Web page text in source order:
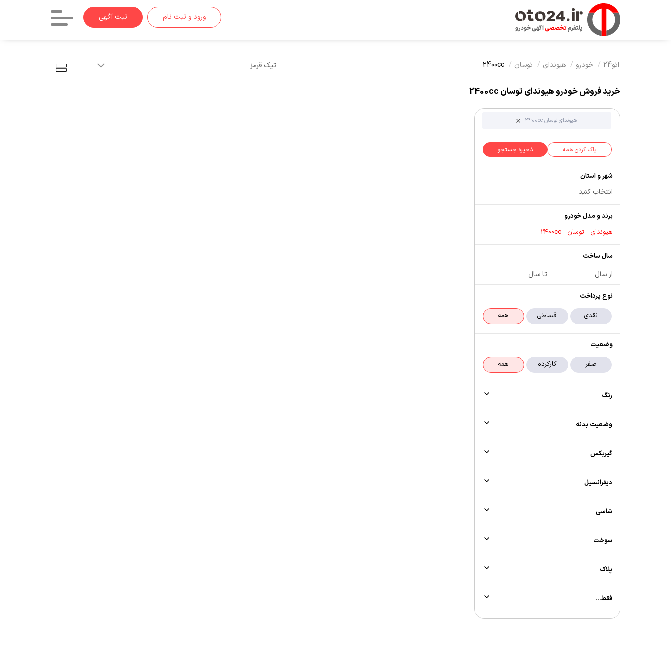
ثبت آگهی ورود و ثبت نام
اتو24 خودرو هیوندای توسان 2400cc
خرید فروش خودرو هیوندای توسان 2400cc
هیوندای توسان 2400cc
پاک کردن همه ذخیره جستجو
شهر و استان
انتخاب کنید
برند و مدل خودرو
هیوندای - توسان - 2400cc
سال ساخت
از سال تا سال
نوع پرداخت
وضعیت
رنگ
وضعیت بدنه
گیربکس
دیفرانسیل
شاسی
سوخت
پلاک
فقط...